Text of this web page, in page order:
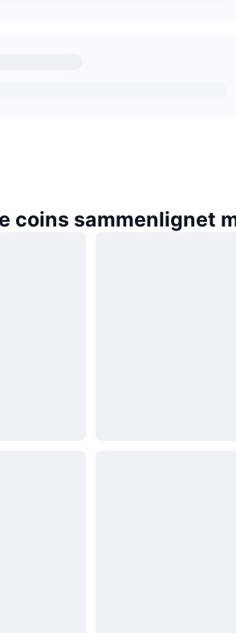
coins sammenlignet